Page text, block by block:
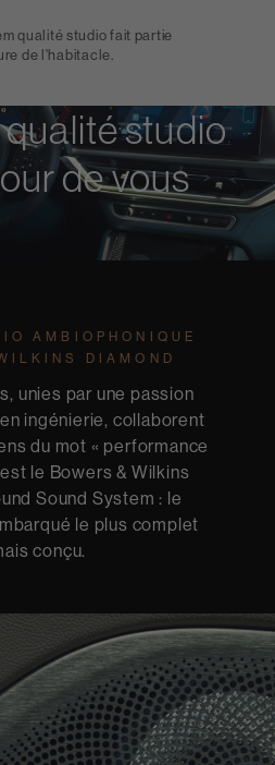
qualité studio fait partie
de l'habitacle.
studio
de vous
AMBIOPHONIQUE
DIAMOND
unies par une passion
ingénierie, collaborent
du mot « performance
le Bowers & Wilkins
Sound System : le
le plus complet
conçu.